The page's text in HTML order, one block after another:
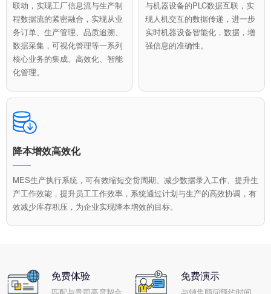
联动，实现工厂信息流与生产制
程数据流的紧密融合，实现从业
务订单、生产管理、品质追溯、
数据采集，可视化管理等一系列
核心业务的集成、高效化、智能
化管理。
与机器设备的PLC数据互联，实
现人机交互的数据传递，进一步
实时机器设备智能化，数据，增
强信息的准确性。
降本增效高效化
MES生产执行系统，可有效缩短交货周期、减少数据录入工作、提升生
产工作效能，提升员工工作效率，系统通过计划与生产的高效协调，有
效减少库存积压，为企业实现降本增效的目标。
免费体验 免费演示